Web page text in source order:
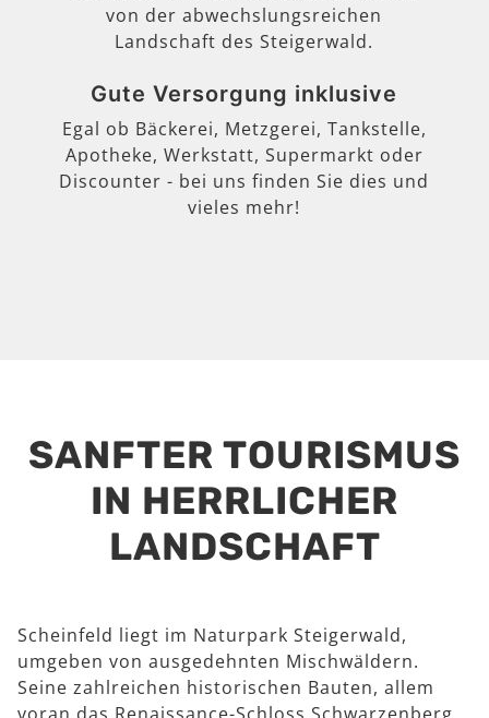
von der abwechslungsreichen
Landschaft des Steigerwald.
Gute Versorgung inklusive
Egal ob Bäckerei, Metzgerei, Tankstelle,
Apotheke, Werkstatt, Supermarkt oder
Discounter - bei uns finden Sie dies und
vieles mehr!
SANFTER TOURISMUS
IN HERRLICHER
LANDSCHAFT
Scheinfeld liegt im Naturpark Steigerwald,
umgeben von ausgedehnten Mischwäldern.
Seine zahlreichen historischen Bauten, allem